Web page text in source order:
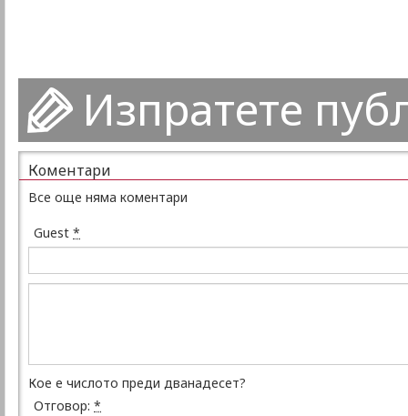
Изпратете
Коментари
Все още няма коментари
Guest *
Кое е числото преди дванадесет?
Отговор: *